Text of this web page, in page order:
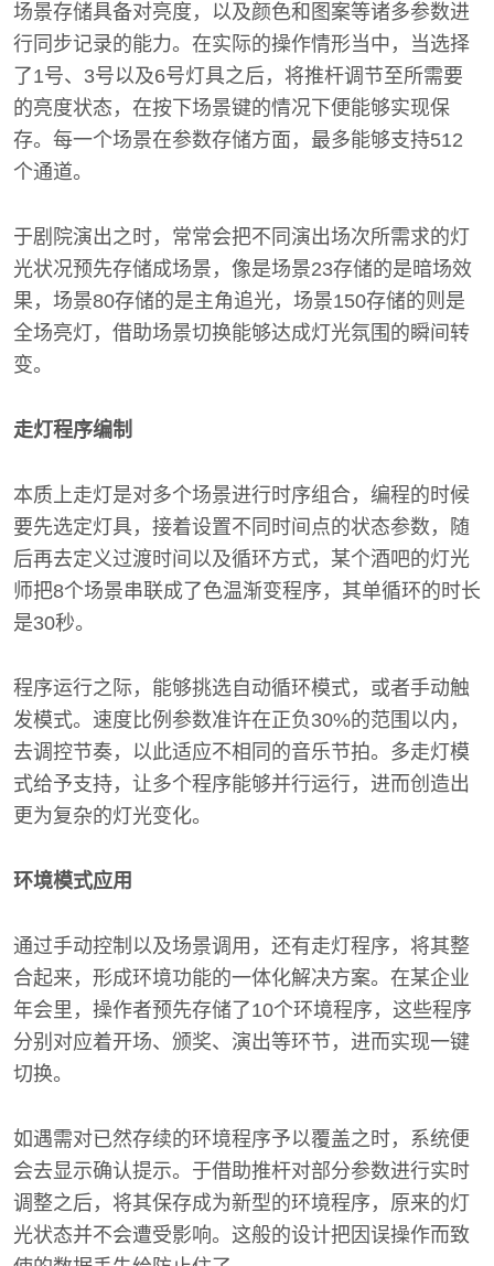
场景存储具备对亮度，以及颜色和图案等诸多参数进
行同步记录的能力。在实际的操作情形当中，当选择
了1号、3号以及6号灯具之后，将推杆调节至所需要
的亮度状态，在按下场景键的情况下便能够实现保
存。每一个场景在参数存储方面，最多能够支持512
个通道。
于剧院演出之时，常常会把不同演出场次所需求的灯
光状况预先存储成场景，像是场景23存储的是暗场效
果，场景80存储的是主角追光，场景150存储的则是
全场亮灯，借助场景切换能够达成灯光氛围的瞬间转
变。
走灯程序编制
本质上走灯是对多个场景进行时序组合，编程的时候
要先选定灯具，接着设置不同时间点的状态参数，随
后再去定义过渡时间以及循环方式，某个酒吧的灯光
师把8个场景串联成了色温渐变程序，其单循环的时长
是30秒。
程序运行之际，能够挑选自动循环模式，或者手动触
发模式。速度比例参数准许在正负30%的范围以内，
去调控节奏，以此适应不相同的音乐节拍。多走灯模
式给予支持，让多个程序能够并行运行，进而创造出
更为复杂的灯光变化。
环境模式应用
通过手动控制以及场景调用，还有走灯程序，将其整
合起来，形成环境功能的一体化解决方案。在某企业
年会里，操作者预先存储了10个环境程序，这些程序
分别对应着开场、颁奖、演出等环节，进而实现一键
切换。
如遇需对已然存续的环境程序予以覆盖之时，系统便
会去显示确认提示。于借助推杆对部分参数进行实时
调整之后，将其保存成为新型的环境程序，原来的灯
光状态并不会遭受影响。这般的设计把因误操作而致